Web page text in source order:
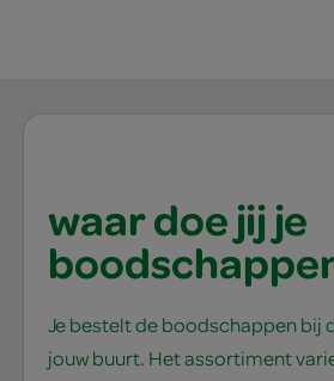
waar doe jij je
Je bestelt de boodschappen bij
jouw buurt. Het assortiment